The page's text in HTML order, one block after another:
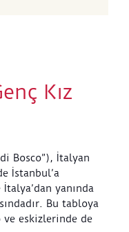
Kız
di Bosco”), İtalyan
İstanbul’a
yanında
Bu tabloya
ve eskizlerinde de